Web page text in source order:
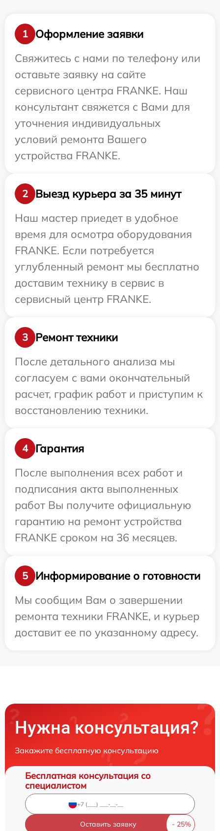
1
Оформление заявки
Свяжитесь с нами по телефону или
оставьте заявку на сайте
сервисного центра FRANKE. Наш
консультант свяжется с Вами для
уточнения индивидуальных
условий ремонта Вашего
устройства FRANKE.
2
Выезд курьера за 35 минут
Наш мастер приедет в удобное
время для осмотра оборудования
FRANKE. Если потребуется
углубленный ремонт мы бесплатно
доставим технику в сервис в
сервисный центр FRANKE.
3
Ремонт техники
После детального анализа мы
согласуем с вами окончательный
расчет, график работ и приступим к
восстановлению техники.
4
Гарантия
После выполнения всех работ и
подписания акта выполненных
работ Вы получите официальную
гарантию на ремонт устройства
FRANKE сроком на 36 месяцев.
5
Информирование о готовности
Мы сообщим Вам о завершении
ремонта техники FRANKE, и курьер
доставит ее по указанному адресу.
Нужна консультация?
Закажите бесплатную консультацию
Бесплатная консультация со
специалистом
Оставить заявку